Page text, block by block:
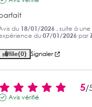
du 18/01/2026 , suite à une
du07/01/2026 par
Utile(0) Signaler
5/
Avis vérifié